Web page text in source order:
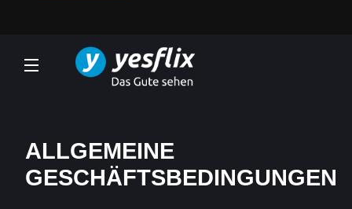
ALLGEMEINE
GESCHÄFTSBEDINGUNGEN